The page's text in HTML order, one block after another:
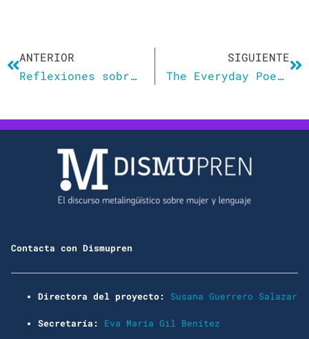
ANTERIOR
Reflexiones sobre el lenguaje inclusivo o incluyente desde la Facultad de Lenguas
SIGUIENTE
The Everyday Poetics of Gender-Inclusive French: Strategies for Navigating the Linguistic Landscape
Contacta con Dismupren
Directora del proyecto: Susana Guerrero Salazar
Secretaría: Eva María Gil Benítez